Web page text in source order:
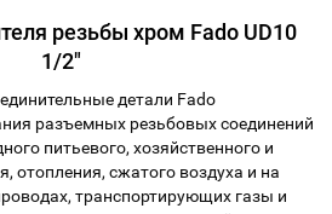
резьбы хром Fado UD10
1/2"
детали Fado
разъемных резьбовых соединений
питьевого, хозяйственного и
отопления, сжатого воздуха и на
транспортирующих газы и